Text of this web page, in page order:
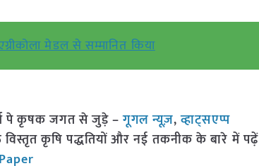
मेडल से सम्मानित किया
पे कृषक जगत से जुड़े –गूगल न्यूज़,व्हाट्सएप्प
कृषि पद्धतियों और नई तकनीक के बारे में पढ़ें